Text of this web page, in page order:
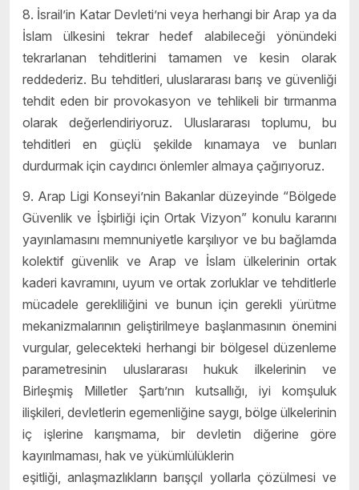
8. İsrail’in Katar Devleti’ni veya herhangi bir Arap ya da
İslam ülkesini tekrar hedef alabileceği yönündeki
tekrarlanan tehditlerini tamamen ve kesin olarak
reddederiz. Bu tehditleri, uluslararası barış ve güvenliği
tehdit eden bir provokasyon ve tehlikeli bir tırmanma
olarak değerlendiriyoruz. Uluslararası toplumu, bu
tehditleri en güçlü şekilde kınamaya ve bunları
durdurmak için caydırıcı önlemler almaya çağırıyoruz.
9. Arap Ligi Konseyi’nin Bakanlar düzeyinde “Bölgede
Güvenlik ve İşbirliği için Ortak Vizyon” konulu kararını
yayınlamasını memnuniyetle karşılıyor ve bu bağlamda
kolektif güvenlik ve Arap ve İslam ülkelerinin ortak
kaderi kavramını, uyum ve ortak zorluklar ve tehditlerle
mücadele gerekliliğini ve bunun için gerekli yürütme
mekanizmalarının geliştirilmeye başlanmasının önemini
vurgular, gelecekteki herhangi bir bölgesel düzenleme
parametresinin uluslararası hukuk ilkelerinin ve
Birleşmiş Milletler Şartı’nın kutsallığı, iyi komşuluk
ilişkileri, devletlerin egemenliğine saygı, bölge ülkelerinin
iç işlerine karışmama, bir devletin diğerine göre
kayırılmaması, hak ve yükümlülüklerin
eşitliği, anlaşmazlıkların barışçıl yollarla çözülmesi ve